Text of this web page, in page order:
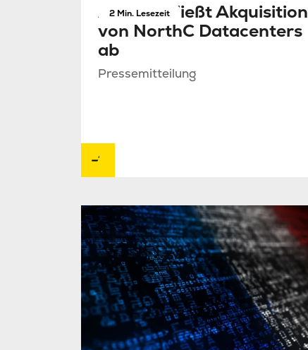
2 Min. Lesezeit
Antin schließt Akquisition
von NorthC Datacenters
ab
Pressemitteilung